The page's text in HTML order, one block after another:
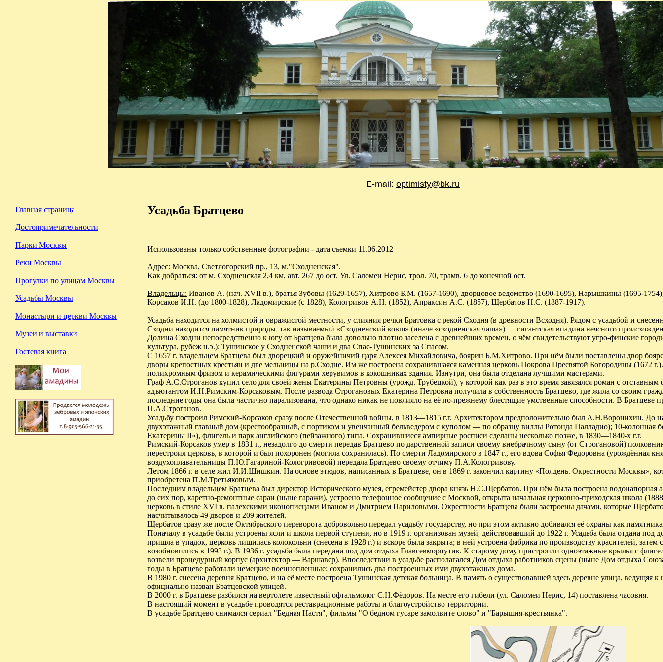
E-mail: optimisty@bk.ru
Главная страница
Достопримечательности
Парки Москвы
Реки Москвы
Прогулки по улицам Москвы
Усадьбы Москвы
Монастыри и церкви Москвы
Музеи и выставки
Гостевая книга
Усадьба Братцево
Использованы только собственные фотографии - дата съемки 11.06.2012
Адрес: Москва, Светлогорский пр., 13, м."Сходненская".
Как добраться: от м. Сходненская 2,4 км, авт. 267 до ост. Ул. Саломеи Нерис, трол. 70, трамв. 6 до конечной ост.
Владельцы: Иванов А. (нач. XVII в.), братья Зубовы (1629-1657), Хитрово Б.М. (1657-1690), дворцовое ведомство (1690-1695), Нарышкины (1695-
Корсаков И.Н. (до 1800-1828), Ладомирские (с 1828), Кологривов А.Н. (1852), Апраксин А.С. (1857), Щербатов Н.С. (1887-1917).
Усадьба находится на холмистой и овражистой местности, у слияния речки Братовка с рекой Сходня (в древности Всходня). Рядом с усадьбой и
Сходни находится памятник природы, так называемый «Сходненский ковш» (иначе «сходненская чаша») — гигантская впадина неясного
Долина Сходни непосредственно к югу от Братцева была довольно плотно заселена с древнейших времен, о чём свидетельствуют угро-финские
культура, рубеж н.э.): Тушинское у Сходненской чаши и два Спас-Тушинских за Спасом.
С 1657 г. владельцем Братцева был дворецкий и оружейничий царя Алексея Михайловича, боярин Б.М.Хитрово. При нём были поставлены двор
дворы крепостных крестьян и две мельницы на р.Сходне. Им же построена сохранившаяся каменная церковь Покрова Пресвятой Богородицы (1672
полихромным фризом и керамическими фигурами херувимов в кокошниках здания. Изнутри, она была отделана лучшими мастерами.
Граф А.С.Строганов купил село для своей жены Екатерины Петровны (урожд. Трубецкой), у которой как раз в это время завязался роман с
адъютантом И.Н.Римским-Корсаковым. После развода Строгановых Екатерина Петровна получила в собственность Братцево, где жила со своим
последние годы она была частично парализована, что однако никак не повлияло на её по-прежнему блестящие умственные способности. В Братцеве
П.А.Строганов.
Усадьбу построил Римский-Корсаков сразу после Отечественной войны, в 1813—1815 г.г. Архитектором предположительно был А.Н.Воронихин. До
двухэтажный главный дом (крестообразный, с портиком и увенчанный бельведером с куполом — по образцу виллы Ротонда Палладио); 10-колонная
Екатерины II»), флигель и парк английского (пейзажного) типа. Сохранившиеся ампирные росписи сделаны несколько позже, в 1830—1840-х г.г.
Римский-Корсаков умер в 1831 г., незадолго до смерти передав Братцево по дарственной записи своему внебрачному сыну (от Строгановой)
перестроил церковь, в которой и был похоронен (могила сохранилась). По смерти Ладомирского в 1847 г., его вдова Софья Федоровна (урождённая
воздухоплавательницы П.Ю.Гагариной-Кологривовой) передала Братцево своему отчиму П.А.Кологривову.
Летом 1866 г. в селе жил И.И.Шишкин. На основе этюдов, написанных в Братцеве, он в 1869 г. закончил картину «Полдень. Окрестности Москвы»,
приобретена П.М.Третьяковым.
Последним владельцем Братцева был директор Исторического музея, егремейстер двора князь Н.С.Щербатов. При нём была построена водонапорная
до сих пор, каретно-ремонтные сараи (ныне гаражи), устроено телефонное сообщение с Москвой, открыта начальная церковно-приходская школа
церковь в стиле XVI в. палехскими иконописцами Иваном и Дмитрием Париловыми. Окрестности Братцева были застроены дачами, которые
насчитывалось 49 дворов и 209 жителей.
Щербатов сразу же после Октябрьского переворота добровольно передал усадьбу государству, но при этом активно добивался её охраны как
Поначалу в усадьбе были устроены ясли и школа первой ступени, но в 1919 г. организован музей, действовавший до 1922 г. Усадьба была отдана под
пришла в упадок, церковь лишилась колокольни (снесена в 1928 г.) и вскоре была закрыта; в ней устроена фабрика по производству красителей, затем
возобновились в 1993 г.). В 1936 г. усадьба была передана под дом отдыха Главсевморпутик. К старому дому пристроили одноэтажные крылья с
возвели процедурный корпус (архитектор — Варшавер). Впоследствии в усадьбе располагался Дом отдыха работников сцены (ныне Дом отдыха
годы в Братцеве работали немецкие военнопленные; сохранились два построенных ими двухэтажных дома.
В 1980 г. снесена деревня Братцево, и на её месте построена Тушинская детская больница. В память о существовавшей здесь деревне улица, ведущяя
официально назван Братцевской улицей.
В 2000 г. в Братцеве разбился на вертолете известный офтальмолог С.Н.Фёдоров. На месте его гибели (ул. Саломеи Нерис, 14) поставлена часовня.
В настоящий момент в усадьбе проводятся реставрационные работы и благоустройство территории.
В усадьбе Братцево снимался сериал "Бедная Настя", фильмы "О бедном гусаре замолвите слово" и "Барышня-крестьянка".